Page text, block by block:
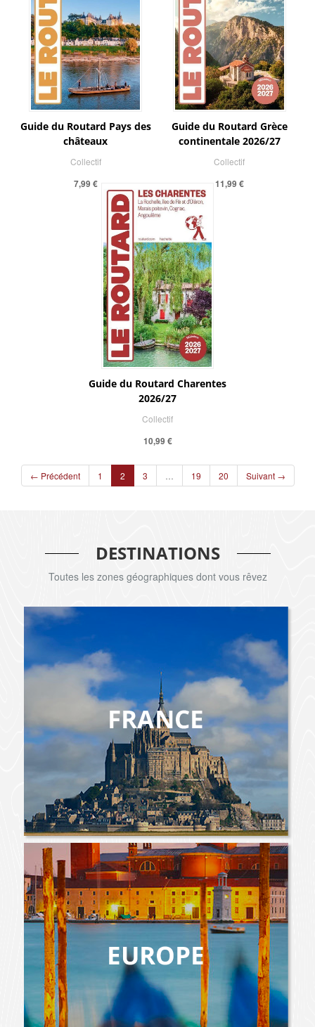
Guide du Routard Pays des
châteaux
Collectif
7,99 €
Guide du Routard Grèce
continentale 2026/27
Collectif
11,99 €
Guide du Routard Charentes
2026/27
Collectif
10,99 €
← Précédent 1 2(current)
3 19 20 Suivant →
DESTINATIONS
Toutes les zones géographiques dont vous rêvez